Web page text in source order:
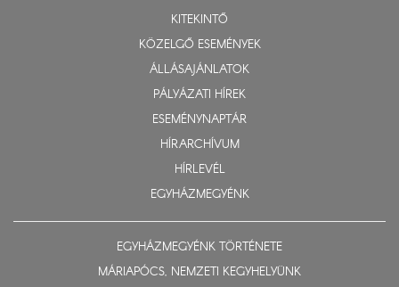
KITEKINTŐ
KÖZELGŐ ESEMÉNYEK
ÁLLÁSAJÁNLATOK
PÁLYÁZATI HÍREK
ESEMÉNYNAPTÁR
HÍRARCHÍVUM
HÍRLEVÉL
EGYHÁZMEGYÉNK
EGYHÁZMEGYÉNK TÖRTÉNETE
MÁRIAPÓCS, NEMZETI KEGYHELYÜNK